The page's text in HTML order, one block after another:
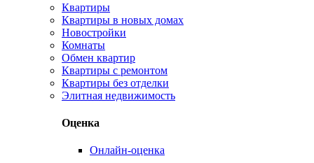
Квартиры
Квартиры в новых домах
Новостройки
Комнаты
Обмен квартир
Квартиры с ремонтом
Квартиры без отделки
Элитная недвижимость
Оценка
Онлайн-оценка